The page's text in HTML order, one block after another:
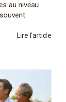
au niveau
Lire l'article